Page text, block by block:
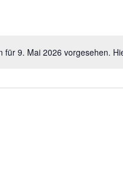
für 9. Mai 2026 vorgesehen.